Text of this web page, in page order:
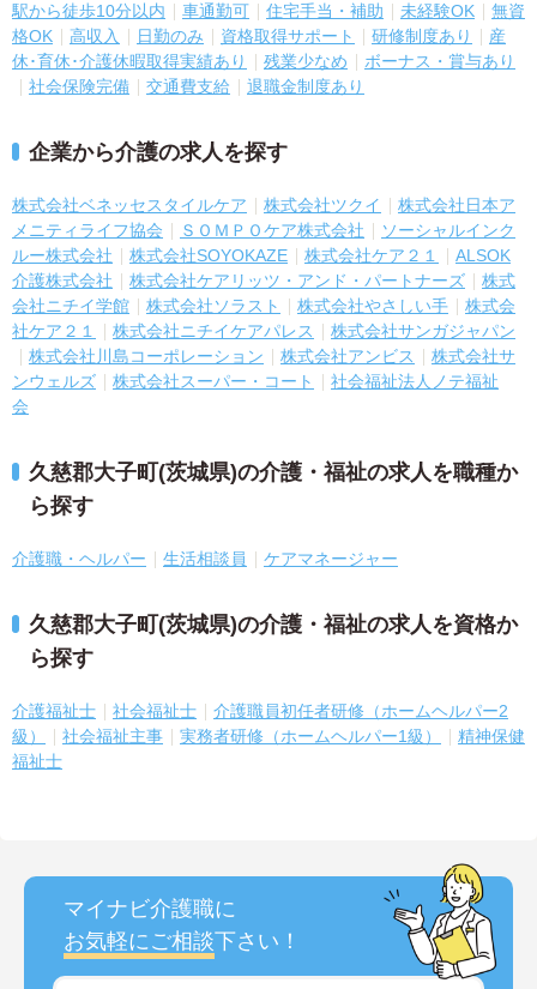
駅から徒歩10分以内 車通勤可 住宅手当・補助 未経験OK
無資
格OK
高収入 日勤のみ 資格取得サポート 研修制度あり
産
休･育休･介護休暇取得実績あり
残業少なめ
ボーナス・賞与あり
社会保険完備
交通費支給 退職金制度あり
企業から介護の求人を探す
株式会社ベネッセスタイルケア 株式会社ツクイ
株式会社日本ア
メニティライフ協会
ＳＯＭＰＯケア株式会社
ソーシャルインク
ルー株式会社
株式会社SOYOKAZE 株式会社ケア２１
ALSOK
介護株式会社
株式会社ケアリッツ・アンド・パートナーズ
株式
会社ニチイ学館
株式会社ソラスト 株式会社やさしい手
株式会
社ケア２１
株式会社ニチイケアパレス
株式会社サンガジャパン
株式会社川島コーポレーション
株式会社アンビス
株式会社サ
ンウェルズ
株式会社スーパー・コート
社会福祉法人ノテ福祉
会
久慈郡大子町(茨城県)の介護・福祉の求人を職種か
ら探す
介護職・ヘルパー 生活相談員 ケアマネージャー
久慈郡大子町(茨城県)の介護・福祉の求人を資格か
ら探す
介護福祉士 社会福祉士
介護職員初任者研修（ホームヘルパー2
級）
社会福祉主事 実務者研修（ホームヘルパー1級）
精神保健
福祉士
マイナビ介護職に
お気軽にご相談下さい！